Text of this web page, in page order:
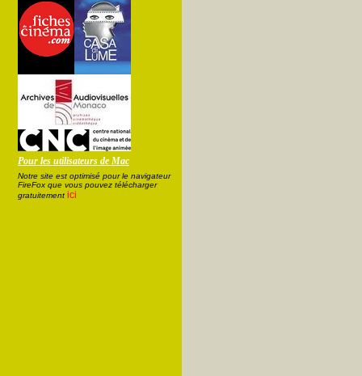
Pour les utilisateurs de Mac
Notre site est optimisé pour le navigateur
FireFox que vous pouvez télécharger
gratuitement ici